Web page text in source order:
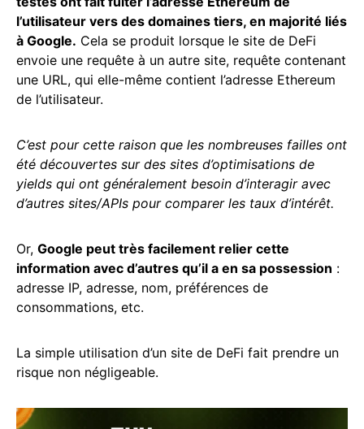
l’utilisateur vers des domaines tiers, en majorité liés
à Google. Cela se produit lorsque le site de DeFi
envoie une requête à un autre site, requête contenant
une URL, qui elle-même contient l’adresse Ethereum
de l’utilisateur.
C’est pour cette raison que les nombreuses failles ont
été découvertes sur des sites d’optimisations de
yields qui ont généralement besoin d’interagir avec
d’autres sites/APIs pour comparer les taux d’intérêt.
Or, Google peut très facilement relier cette
information avec d’autres qu’il a en sa possession :
adresse IP, adresse, nom, préférences de
consommations, etc.
La simple utilisation d’un site de DeFi fait prendre un
risque non négligeable.